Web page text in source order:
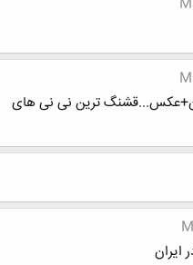
ترین نی نی های
ایران